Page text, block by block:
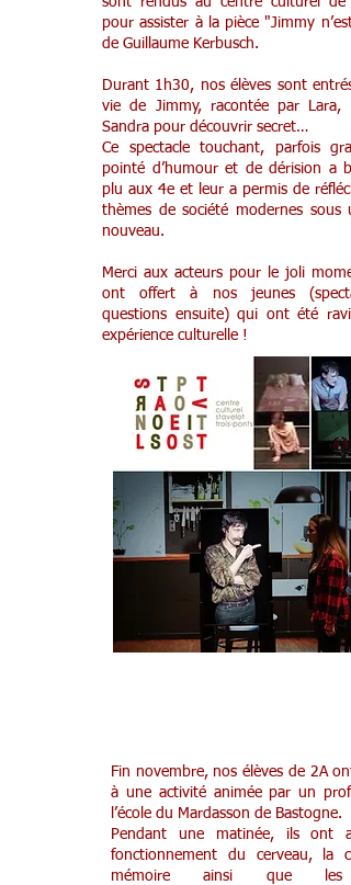
pour assister à la pièce "Jimmy
de Guillaume Kerbusch.
Durant 1h30, nos élèves sont
vie de Jimmy, racontée par Lara,
Sandra pour découvrir secret…
Ce spectacle touchant, parfois
pointé d’humour et de dérision a
plu aux 4e et leur a permis de
thèmes de société modernes sous
nouveau.
Merci aux acteurs pour le joli
ont offert à nos jeunes
questions ensuite) qui ont été ravi
expérience culturelle !
Fin novembre, nos élèves de 2A
à une activité animée par un
l’école du Mardasson de Bastogne.
Pendant une matinée, ils ont
fonctionnement du cerveau, la
mémoire ainsi que les